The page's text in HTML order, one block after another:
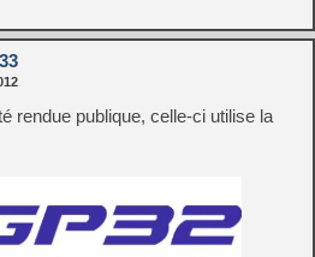
rendue publique, celle-ci utilise la